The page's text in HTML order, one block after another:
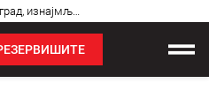
Тоyота Цамрy, рент а кар Београд, изнајмљивање аута: Бел✓
питања